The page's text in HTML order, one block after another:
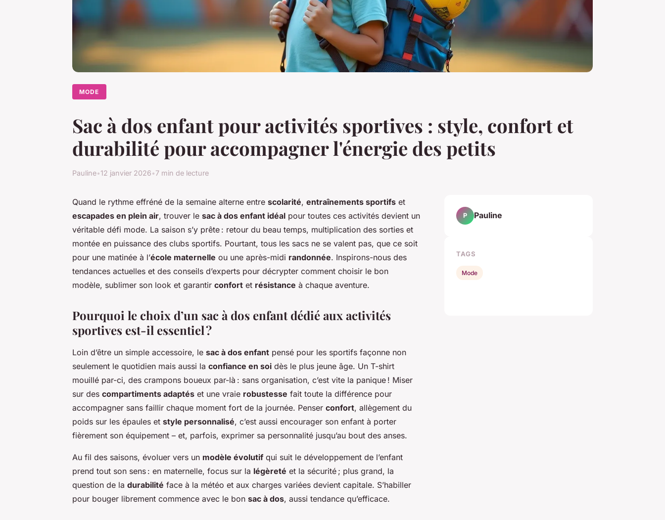
MODE
Sac à dos enfant pour activités sportives : style, confort et
durabilité pour accompagner l'énergie des petits
Pauline•12 janvier 2026•7 min de lecture
Quand le rythme effréné de la semaine alterne entre scolarité, entraînements sportifs et
escapades en plein air, trouver le sac à dos enfant idéal pour toutes ces activités devient un
véritable défi mode. La saison s’y prête : retour du beau temps, multiplication des sorties et
montée en puissance des clubs sportifs. Pourtant, tous les sacs ne se valent pas, que ce soit
pour une matinée à l’école maternelle ou une après-midi randonnée. Inspirons-nous des
tendances actuelles et des conseils d’experts pour décrypter comment choisir le bon
modèle, sublimer son look et garantir confort et résistance à chaque aventure.
Pourquoi le choix d’un sac à dos enfant dédié aux activités
sportives est-il essentiel ?
Loin d’être un simple accessoire, le sac à dos enfant pensé pour les sportifs façonne non
seulement le quotidien mais aussi la confiance en soi dès le plus jeune âge. Un T-shirt
mouillé par-ci, des crampons boueux par-là : sans organisation, c’est vite la panique ! Miser
sur des compartiments adaptés et une vraie robustesse fait toute la différence pour
accompagner sans faillir chaque moment fort de la journée. Penser confort, allègement du
poids sur les épaules et style personnalisé, c’est aussi encourager son enfant à porter
fièrement son équipement – et, parfois, exprimer sa personnalité jusqu’au bout des anses.
Au fil des saisons, évoluer vers un modèle évolutif qui suit le développement de l’enfant
prend tout son sens : en maternelle, focus sur la légèreté et la sécurité ; plus grand, la
question de la durabilité face à la météo et aux charges variées devient capitale. S’habiller
pour bouger librement commence avec le bon sac à dos, aussi tendance qu’efficace.
P Pauline
TAGS
Mode